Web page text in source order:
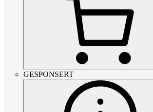
GESPONSERT